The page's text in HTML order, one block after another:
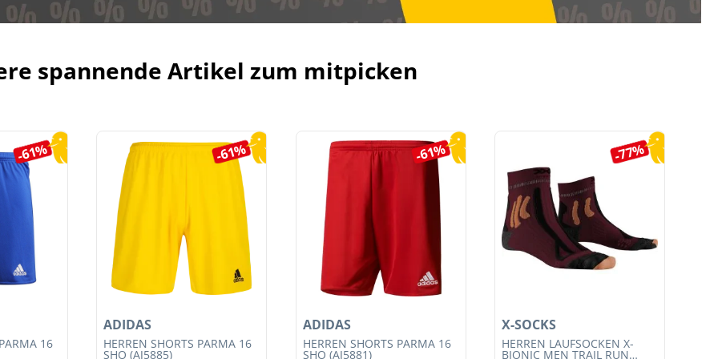
spannende Artikel zum mitpicken
-61%
16
-61%
HERREN SHORTS PARMA 16
SHO (AJ5885)
ADIDAS
-61%
HERREN SHORTS PARMA 16
SHO (AJ5881)
ADIDAS
-77%
HERREN LAUFSOCKEN X-
BIONIC MEN TRAIL RUN
X-SOCKS